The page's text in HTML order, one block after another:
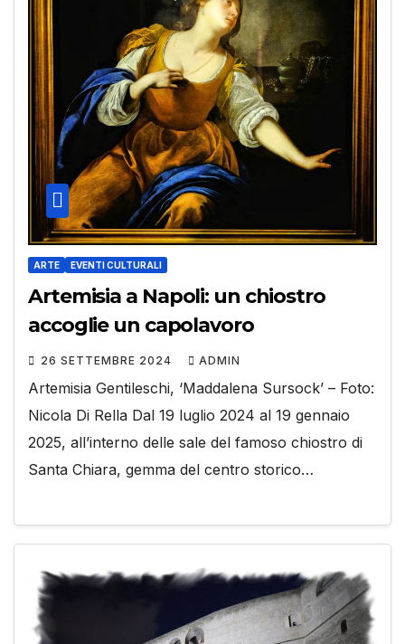
ARTE EVENTI CULTURALI
Artemisia a Napoli: un chiostro
accoglie un capolavoro
26 SETTEMBRE 2024 ADMIN
Artemisia Gentileschi, ‘Maddalena Sursock’ – Foto:
Nicola Di Rella Dal 19 luglio 2024 al 19 gennaio
2025, all’interno delle sale del famoso chiostro di
Santa Chiara, gemma del centro storico…